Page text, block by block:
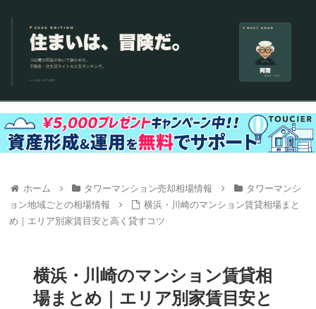
ホーム タワーマンション売却相場情報
タワーマンシ
ョン地域ごとの相場情報
横浜・川崎のマンション賃貸相場まと
め｜エリア別家賃目安と高く貸すコツ
横浜・川崎のマンション賃貸相
場まとめ｜エリア別家賃目安と